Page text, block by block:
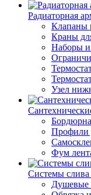
Радиаторная
Клапаны
Краны
Наборы
Узел
Профили
Фум
Системы слива
Душевые